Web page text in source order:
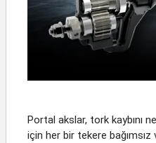
Portal akslar, tork kaybını
için her bir tekere